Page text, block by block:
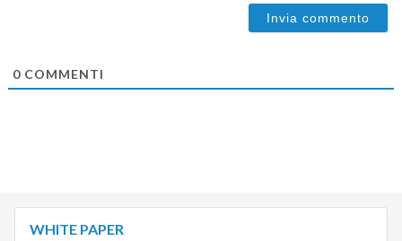
0COMMENTI
WHITE PAPER